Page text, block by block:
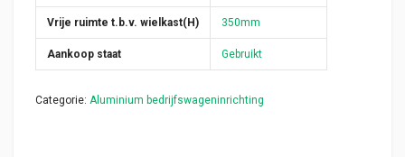
Vrije ruimte t.b.v. wielkast(H) 350mm
Aankoop staat Gebruikt
Categorie: Aluminium bedrijfswageninrichting